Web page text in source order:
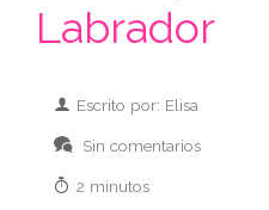
Labrador
Escrito por: Elisa
Sin comentarios
2 minutos